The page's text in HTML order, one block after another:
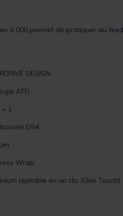
6 000 permet de pratiquer au
DESIGN
ATD
1
DS4
Wrap
repliable en un clic (One Touch)